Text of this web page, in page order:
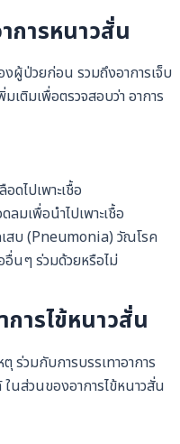
การหนาวสั่น
ผู้ป่วยก่อน รวมถึงอาการเจ็บ
เติมเพื่อตรวจสอบว่า อาการ
ดไปเพาะเชื้อ
ลมเพื่อนำไปเพาะเชื้อ
เสบ (Pneumonia) วัณโรค
นๆ ร่วมด้วยหรือไม่
การไข้หนาวสั่น
ร่วมกับการบรรเทาอาการ
นส่วนของอาการไข้หนาวสั่น